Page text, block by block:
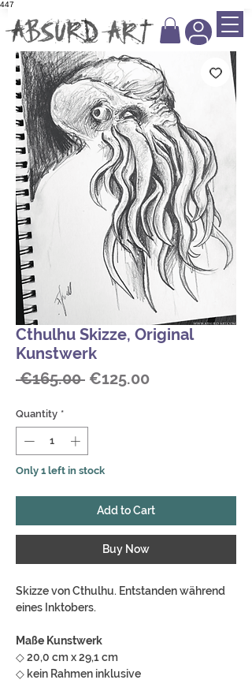
447
Cthulhu Skizze, Original
Kunstwerk
€165.00 Regular
€125.00Sale
Quantity *
Only 1 left in stock
Add to Cart
Buy Now
Skizze von Cthulhu. Entstanden während
eines Inktobers.
Maße Kunstwerk
◇ 20,0 cm x 29,1 cm
◇ kein Rahmen inklusive